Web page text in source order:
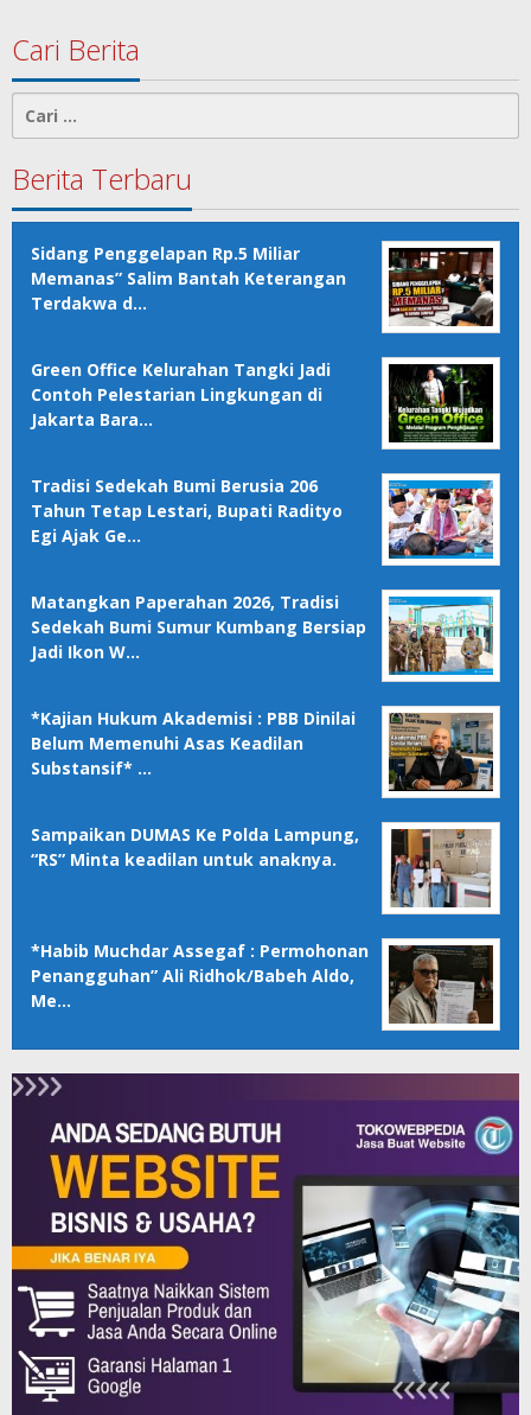
Cari Berita
Cari
Berita Terbaru
Sidang Penggelapan Rp.5 Miliar
Memanas” Salim Bantah Keterangan
Terdakwa d…
Green Office Kelurahan Tangki Jadi
Contoh Pelestarian Lingkungan di
Jakarta Bara…
Tradisi Sedekah Bumi Berusia 206
Tahun Tetap Lestari, Bupati Radityo
Egi Ajak Ge…
Matangkan Paperahan 2026, Tradisi
Sedekah Bumi Sumur Kumbang Bersiap
Jadi Ikon W…
*Kajian Hukum Akademisi : PBB Dinilai
Belum Memenuhi Asas Keadilan
Substansif* …
Sampaikan DUMAS Ke Polda Lampung,
“RS” Minta keadilan untuk anaknya.
*Habib Muchdar Assegaf : Permohonan
Penangguhan” Ali Ridhok/Babeh Aldo,
Me…